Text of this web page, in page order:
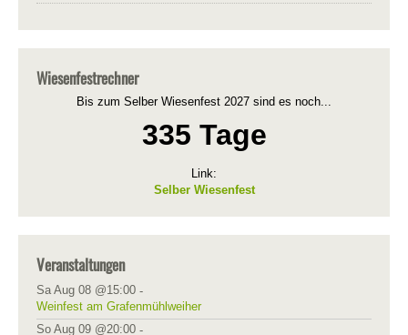
Wiesenfestrechner
Bis zum Selber Wiesenfest 2027 sind es noch...
335 Tage
Link:
Selber Wiesenfest
Veranstaltungen
Sa Aug 08 @15:00 -
Weinfest am Grafenmühlweiher
So Aug 09 @20:00 -